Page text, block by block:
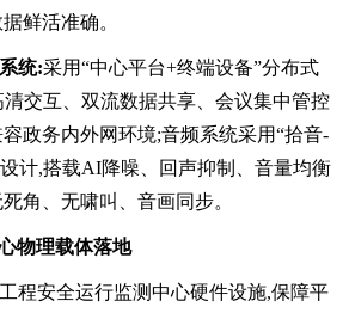
鲜活准确。
统:采用“中心平台+终端设备”分布式
清交互、双流数据共享、会议集中管控
政务内外网环境;音频系统采用“拾音-
计,搭载AI降噪、回声抑制、音量均衡
角、无啸叫、音画同步。
物理载体落地
程安全运行监测中心硬件设施,保障平